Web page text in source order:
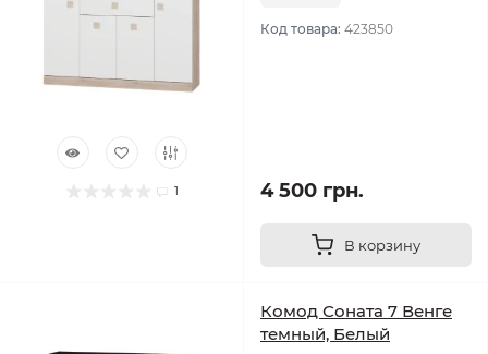
1
Код товара: 423850
4 500 грн.
В корзину
Комод Соната 7 Венге
темный, Белый